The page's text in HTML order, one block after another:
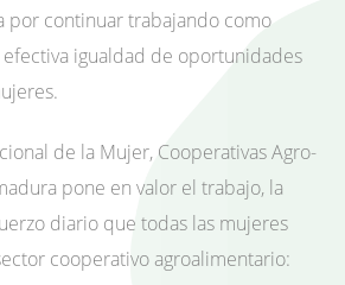
por continuar trabajando como
efectiva igualdad de oportunidades
de la Mujer, Cooperativas Agro-
pone en valor el trabajo, la
diario que todas las mujeres
cooperativo agroalimentario: